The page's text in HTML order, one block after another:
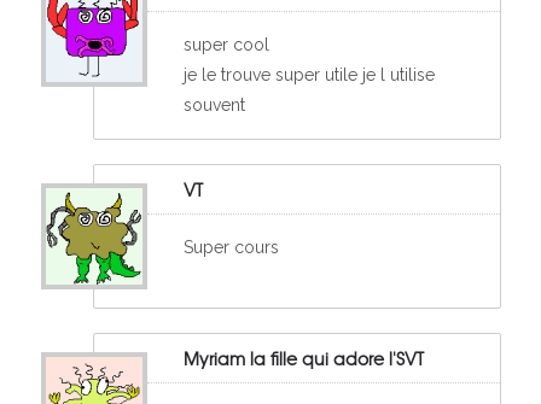
super cool
je le trouve super utile je l utilise
souvent
VT
Super cours
Myriam la fille qui adore l'SVT